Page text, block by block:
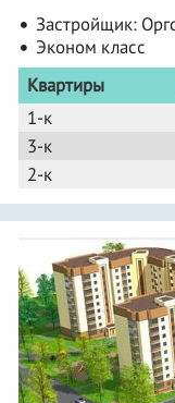
Застройщик:
Эконом класс
Квартиры
1-к
3-к
2-к